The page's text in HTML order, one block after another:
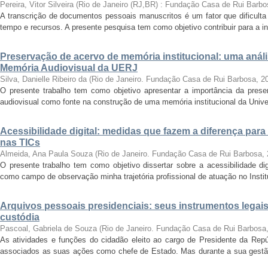
Pereira, Vitor Silveira (Rio de Janeiro (RJ,BR) : Fundação Casa de Rui
A transcrição de documentos pessoais manuscritos é um fator que
tempo e recursos. A presente pesquisa tem como objetivo contribuir para a
Preservação de acervo de memória institucional: uma
Memória Audiovisual da UERJ
Silva, Danielle Ribeiro da (Rio de Janeiro. Fundação Casa de Rui Barbosa
O presente trabalho tem como objetivo apresentar a importância da
audiovisual como fonte na construção de uma memória institucional da
Acessibilidade digital: medidas que fazem a diferença
nas TICs
Almeida, Ana Paula Souza (Rio de Janeiro. Fundação Casa de Rui Barbosa
O presente trabalho tem como objetivo dissertar sobre a acessibilidade
como campo de observação minha trajetória profissional de atuação no
Arquivos pessoais presidenciais: seus instrumentos
custódia
Pascoal, Gabriela de Souza (Rio de Janeiro. Fundação Casa de Rui Barbosa
As atividades e funções do cidadão eleito ao cargo de Presidente da
associados as suas ações como chefe de Estado. Mas durante a sua